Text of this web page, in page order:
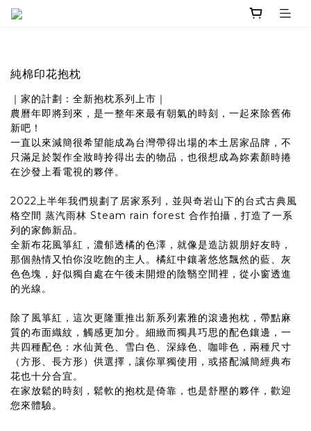
純棉印花抱枕
｜家的計劃：全新抱枕系列上市｜
農曆年即將到來，是一整年來最有朝氣的時刻，一起來除舊佈
新吧！
一直以來減簡很希望能成為台灣帶得出場的本土居家品牌，不
只滿足於製作全妝時拎得出去的物品，也很想成為妳素顏時捲
在沙發上看電視的夥伴。
2022上半年我們規劃了居家系列，並與奇岩山下的台式古典風
格空間 蒸汽雨林 Steam rain forest 合作拍攝，打造了一系
列的家飾新品。
全新布花風箏紅，濃郁透橘的色澤，就像是造訪親朋好友時，
那個熱情又怕你沒吃飽的主人。橘紅中鑲著悠悠飄然的藍、灰
色色塊，好似獨自處在午後未開燈的陰翳空間裡，從小窗透進
的光線。
除了風箏紅，這次更隆重推出新系列素雅的滾邊抱枕，帶點麻
質的布面織紋，觸感更加分。細緻而獨具巧思的配色鑲邊，一
共四種配色：水仙黃色、雪白色、深綠色、咖啡色，兩種尺寸
（方形、長方形）供選擇，讓你單獨使用，或搭配減簡經典布
花也十分合宜。
在家放鬆的時刻，鬆軟的抱枕是倚靠，也是舒壓的夥伴，歡迎
您來體驗。